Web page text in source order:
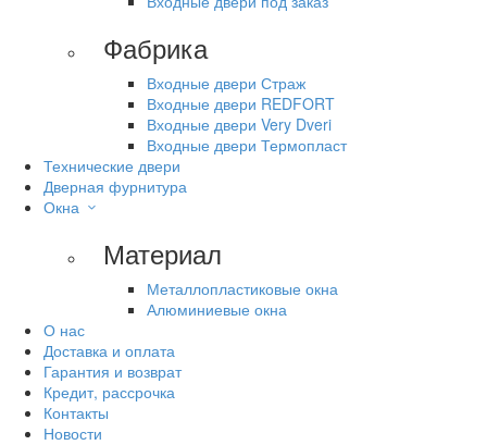
Фабрика
Входные двери Страж
Входные двери REDFORT
Входные двери Very Dveri
Входные двери Термопласт
Технические двери
Дверная фурнитура
Окна
Материал
Металлопластиковые окна
Алюминиевые окна
О нас
Доставка и оплата
Гарантия и возврат
Кредит, рассрочка
Контакты
Новости